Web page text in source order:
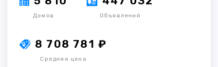
Домов Объявлений
8 708 781 ₽
Средняя цена